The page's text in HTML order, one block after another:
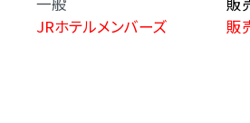
JRホテルメンバーズ
販